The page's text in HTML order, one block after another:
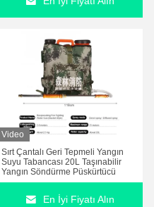
Video
Sırt Çantalı Geri Tepmeli Yangın
Suyu Tabancası 20L Taşınabilir
Yangın Söndürme Püskürtücü
En İyi Fiyatı Alın